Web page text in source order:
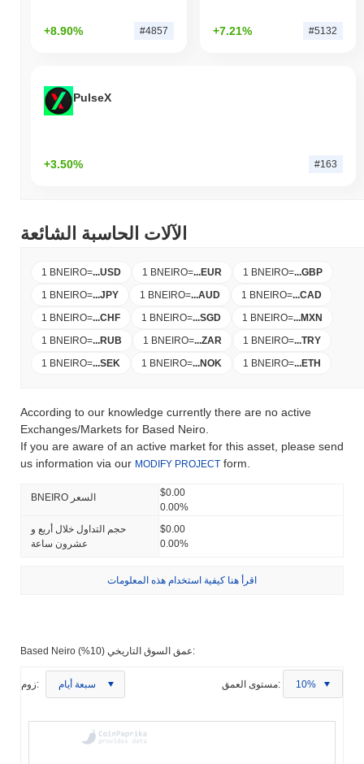
+8.90% #4857 +7.21% #5132
PulseX
+3.50% #163
الآلات الحاسبة الشائعة
1 BNEIRO=...USD 1 BNEIRO=...EUR 1 BNEIRO=...GBP
1 BNEIRO=...JPY 1 BNEIRO=...AUD 1 BNEIRO=...CAD
1 BNEIRO=...CHF 1 BNEIRO=...SGD 1 BNEIRO=...MXN
1 BNEIRO=...RUB 1 BNEIRO=...ZAR 1 BNEIRO=...TRY
1 BNEIRO=...SEK 1 BNEIRO=...NOK 1 BNEIRO=...ETH
According to our knowledge currently there are no active
Exchanges/Markets for Based Neiro.
If you are aware of an active market for this asset, please send
us information via our MODIFY PROJECT form.
BNEIRO السعر
$0.00
0.00%
حجم التداول خلال أربع و
عشرون ساعة
$0.00
0.00%
اقرأ هنا كيفية استخدام هذه المعلومات
Based Neiro عمق السوق التاريخي (10%):
زوم: سبعة أيام مستوى العمق: 10%